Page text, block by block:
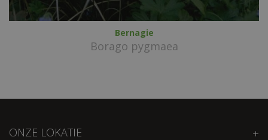
Bernagie
Borago pygmaea
ONZE LOKATIE